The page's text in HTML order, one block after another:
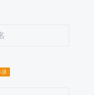
(1住戸1匹・10㎏迄※
内一部はキャリーケ
須